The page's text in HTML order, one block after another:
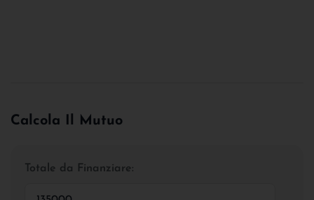
Calcola Il Mutuo
Totale da Finanziare: